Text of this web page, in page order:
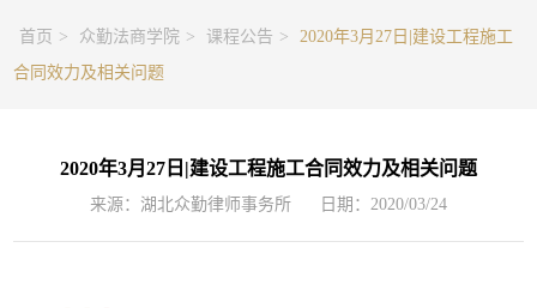
首页 > 众勤法商学院 > 课程公告 >
2020年3月27日|建设工程施工
合同效力及相关问题
2020年3月27日|建设工程施工合同效力及相关问题
来源：湖北众勤律师事务所 日期：2020/03/24